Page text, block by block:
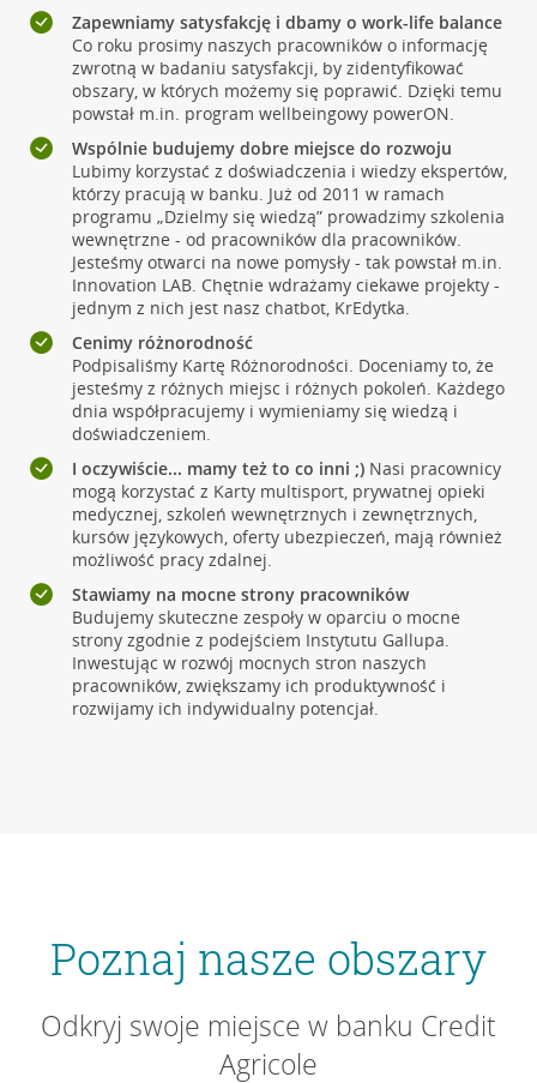
Zapewniamy satysfakcję i dbamy o work-life balance
Co roku prosimy naszych pracowników o informację
zwrotną w badaniu satysfakcji, by zidentyfikować
obszary, w których możemy się poprawić. Dzięki temu
powstał m.in. program wellbeingowy powerON.
Wspólnie budujemy dobre miejsce do rozwoju
Lubimy korzystać z doświadczenia i wiedzy ekspertów,
którzy pracują w banku. Już od 2011 w ramach
programu „Dzielmy się wiedzą” prowadzimy szkolenia
wewnętrzne - od pracowników dla pracowników.
Jesteśmy otwarci na nowe pomysły - tak powstał m.in.
Innovation LAB. Chętnie wdrażamy ciekawe projekty -
jednym z nich jest nasz chatbot, KrEdytka.
Cenimy różnorodność
Podpisaliśmy Kartę Różnorodności. Doceniamy to, że
jesteśmy z różnych miejsc i różnych pokoleń. Każdego
dnia współpracujemy i wymieniamy się wiedzą i
doświadczeniem.
I oczywiście... mamy też to co inni ;)Nasi pracownicy
mogą korzystać z Karty multisport, prywatnej opieki
medycznej, szkoleń wewnętrznych i zewnętrznych,
kursów językowych, oferty ubezpieczeń, mają również
możliwość pracy zdalnej.
Stawiamy na mocne strony pracowników
Budujemy skuteczne zespoły w oparciu o mocne
strony zgodnie z podejściem Instytutu Gallupa.
Inwestując w rozwój mocnych stron naszych
pracowników, zwiększamy ich produktywność i
rozwijamy ich indywidualny potencjał.
Poznaj nasze obszary
Odkryj swoje miejsce w banku Credit
Agricole